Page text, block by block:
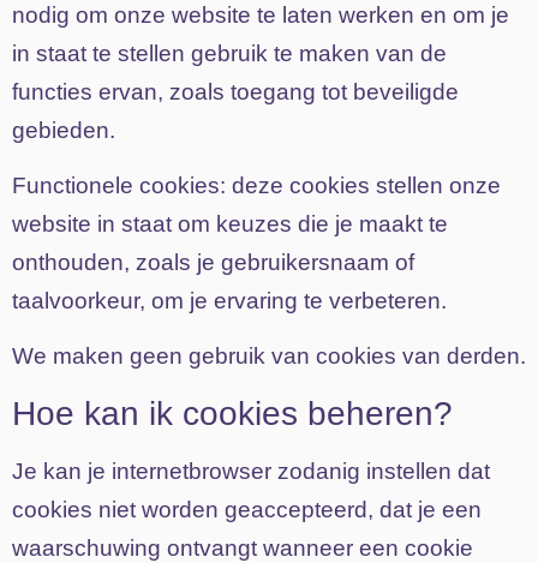
nodig om onze website te laten werken en om je
in staat te stellen gebruik te maken van de
functies ervan, zoals toegang tot beveiligde
gebieden.
Functionele cookies: deze cookies stellen onze
website in staat om keuzes die je maakt te
onthouden, zoals je gebruikersnaam of
taalvoorkeur, om je ervaring te verbeteren.
We maken geen gebruik van cookies van derden.
Hoe kan ik cookies beheren?
Je kan je internetbrowser zodanig instellen dat
cookies niet worden geaccepteerd, dat je een
waarschuwing ontvangt wanneer een cookie